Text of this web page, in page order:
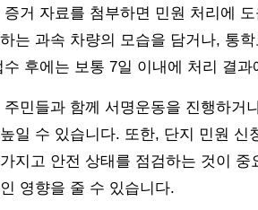
거 자료를 첨부하면 민원 처리에
는 과속 차량의 모습을 담거나, 통
후에는 보통 7일 이내에 처리 결
민들과 함께 서명운동을 진행하거
일 수 있습니다. 또한, 단지 민원 신
지고 안전 상태를 점검하는 것이
영향을 줄 수 있습니다.